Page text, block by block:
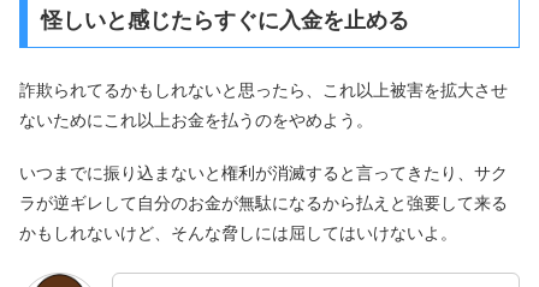
怪しいと感じたらすぐに入金を止める
詐欺られてるかもしれないと思ったら、これ以上被害を拡大させ
ないためにこれ以上お金を払うのをやめよう。
いつまでに振り込まないと権利が消滅すると言ってきたり、サク
ラが逆ギレして自分のお金が無駄になるから払えと強要して来る
かもしれないけど、そんな脅しには屈してはいけないよ。